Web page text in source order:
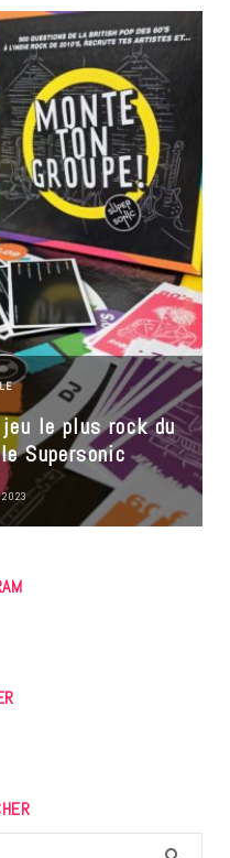
le plus rock du
Supersonic
2023